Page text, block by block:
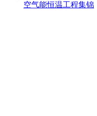
空气能恒温工程集锦